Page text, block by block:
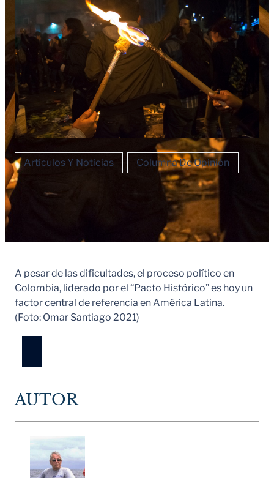
Artículos Y Noticias Columna De Opinión
A pesar de las dificultades, el proceso político en
Colombia, liderado por el “Pacto Histórico” es hoy un
factor central de referencia en América Latina.
(Foto: Omar Santiago 2021)
AUTOR